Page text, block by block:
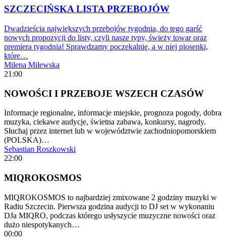
SZCZECIŃSKA LISTA PRZEBOJÓW
Dwadzieścia największych przebojów tygodnia, do tego garść
nowych propozycji do listy, czyli nasze typy, świeży towar oraz
premiera tygodnia! Sprawdzamy poczekalnię, a w niej piosenki,
które…
Milena Milewska
21:00
NOWOŚCI I PRZEBOJE WSZECH CZASÓW
Informacje regionalne, informacje miejskie, prognoza pogody, dobra
muzyka, ciekawe audycje, świetna zabawa, konkursy, nagrody.
Słuchaj przez internet lub w województwie zachodniopomorskiem
(POLSKA)…
Sebastian Roszkowski
22:00
MIQROKOSMOS
MIQROKOSMOS to najbardziej zmixowane 2 godziny muzyki w
Radiu Szczecin. Pierwsza godzina audycji to DJ set w wykonaniu
DJa MIQRO, podczas którego usłyszycie muzyczne nowości oraz
dużo niespotykanych…
00:00